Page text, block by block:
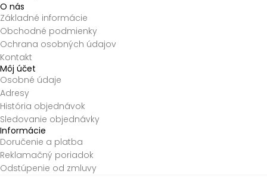
O nás
Základné informácie
Obchodné podmienky
Ochrana osobných údajov
Kontakt
Môj účet
Osobné údaje
Adresy
História objednávok
Sledovanie objednávky
Informácie
Doručenie a platba
Reklamačný poriadok
Odstúpenie od zmluvy